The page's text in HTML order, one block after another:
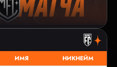
ИМЯ
НИКНЕЙМ